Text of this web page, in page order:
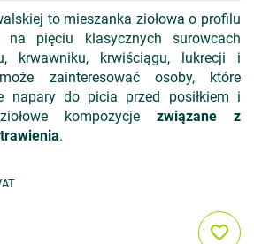
to mieszanka ziołowa o profilu
na pięciu klasycznych surowcach
krwawniku, krwiściągu, lukrecji i
zainteresować osoby, które
napary do picia przed posiłkiem i
kompozycje związane z
.
favorite_border